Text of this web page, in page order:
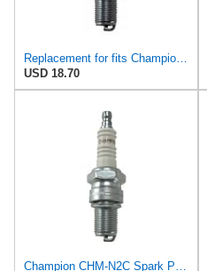
Replacement for fits Champion(805S) Spark Plug - N2C
USD 18.70